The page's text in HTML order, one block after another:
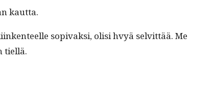
kautta.
sopi­vak­si, olisi hvyä selvit­tää. Me
tiellä.